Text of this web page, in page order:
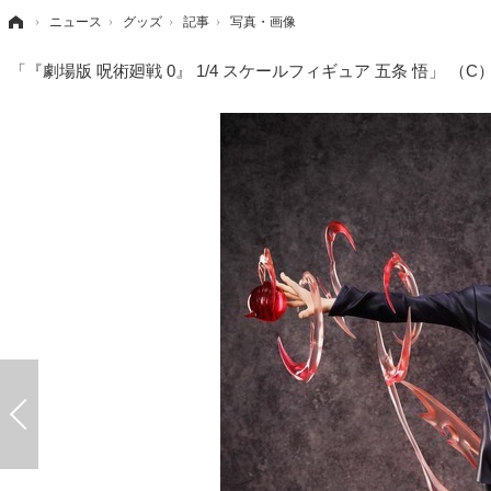
› ニュース › グッズ › 記事 › 写真・画像
「『劇場版 呪術廻戦 0』 1/4 スケールフィギュア 五条 悟」 （